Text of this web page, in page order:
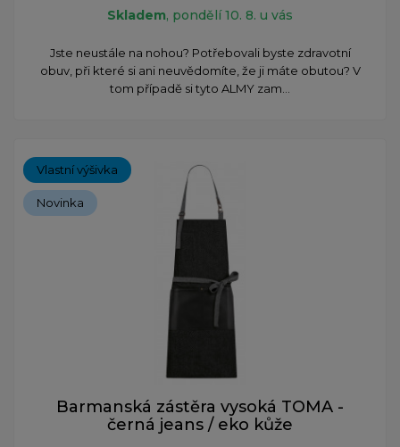
Skladem, pondělí 10. 8. u vás
Jste neustále na nohou? Potřebovali byste zdravotní
obuv, při které si ani neuvědomíte, že ji máte obutou? V
tom případě si tyto ALMY zam...
Vlastní výšivka
Novinka
Barmanská zástěra vysoká TOMA -
černá jeans / eko kůže